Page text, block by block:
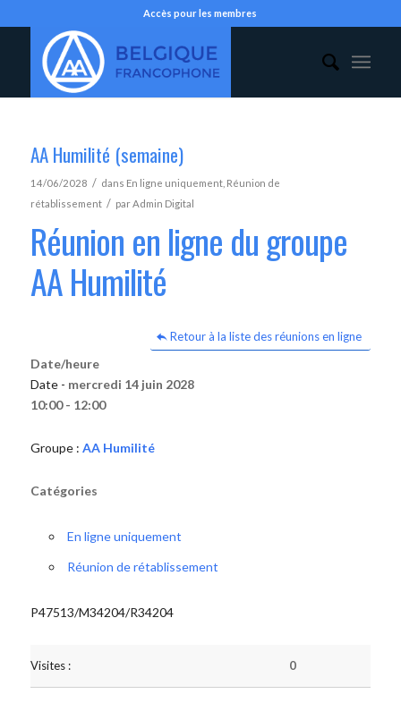
Accès pour les membres
AA Humilité (semaine)
14/06/2028 / dans En ligne uniquement, Réunion de
rétablissement / parAdmin Digital
Réunion en ligne du groupe
AA Humilité
Retour à la liste des réunions en ligne
Date/heure
Date - mercredi 14 juin 2028
10:00 - 12:00
Groupe : AA Humilité
Catégories
En ligne uniquement
Réunion de rétablissement
P47513/M34204/R34204
Visites : 0